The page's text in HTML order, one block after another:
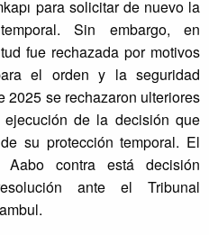
para solicitar de nuevo la
Sin embargo, en
fue rechazada por motivos
el orden y la seguridad
2025 se rechazaron ulteriores
de la decisión que
su protección temporal. El
contra está decisión
ante el Tribunal